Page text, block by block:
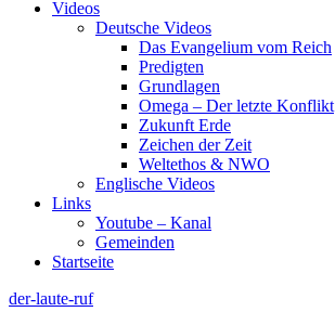
Videos
Deutsche Videos
Das Evangelium vom Reich
Predigten
Grundlagen
Omega – Der letzte Konflikt
Zukunft Erde
Zeichen der Zeit
Weltethos & NWO
Englische Videos
Links
Youtube – Kanal
Gemeinden
Startseite
der-laute-ruf